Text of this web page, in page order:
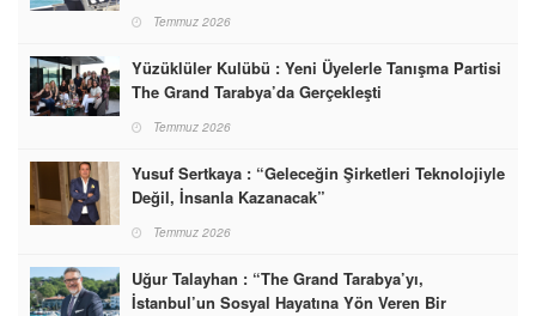
Temmuz 2026
Yüzüklüler Kulübü : Yeni Üyelerle Tanışma Partisi
The Grand Tarabya’da Gerçekleşti
Temmuz 2026
Yusuf Sertkaya : “Geleceğin Şirketleri Teknolojiyle
Değil, İnsanla Kazanacak”
Temmuz 2026
Uğur Talayhan : “The Grand Tarabya’yı,
İstanbul’un Sosyal Hayatına Yön Veren Bir